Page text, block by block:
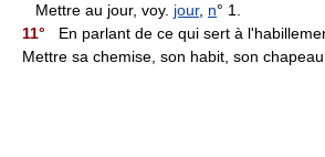
Mettre au jour, voy. jour, n° 1.
11° En parlant de ce qui sert à
Mettre sa chemise, son habit, son